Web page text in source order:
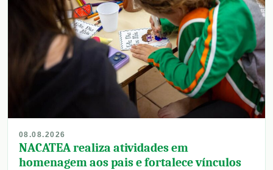
08.08.2026
NACATEA realiza atividades em
homenagem aos pais e fortalece vínculos